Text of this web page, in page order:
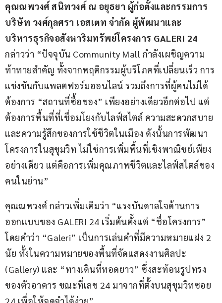
คุณณพวงศ์ สนิทวงศ์ ณ อยุธยา ผู้ก่อตั้งและกรรมการ
บริษัท วงศ์กุลศรา เอสเตท จำกัด ผู้พัฒนาและ
บริหารธุรกิจอสังหาริมทรัพย์โครงการ GALERI 24
กล่าวว่า “ปัจจุบัน Community Mall กำลังเผชิญความ
ท้าทายสำคัญ ทั้งจากพฤติกรรมผู้บริโภคที่เปลี่ยนเร็ว การ
แข่งขันกับแพลตฟอร์มออนไลน์ รวมถึงการที่ผู้คนไม่ได้
ต้องการ “สถานที่ซื้อของ” เพียงอย่างเดียวอีกต่อไป แต่
ต้องการพื้นที่ที่เชื่อมโยงกับไลฟ์สไตล์ ความสะดวกสบาย
และความรู้สึกของการใช้ชีวิตในเมือง ดังนั้นการพัฒนา
โครงการในสุขุมวิท ไม่ใช่การเพิ่มพื้นที่เชิงพาณิชย์เพียง
อย่างเดียว แต่คือการเพิ่มคุณภาพชีวิตและไลฟ์สไตล์ของ
คนในย่าน”
คุณณพวงศ์ กล่าวเพิ่มเติมว่า “แรงบันดาลใจด้านการ
ออกแบบของ GALERI 24 เริ่มต้นตั้งแต่ “ชื่อโครงการ”
โดยคำว่า “Galeri” เป็นการเล่นคำที่มีความหมายแฝง 2
นัย ทั้งในความหมายของพื้นที่จัดแสดงงานศิลปะ
(Gallery) และ “ทางเดินที่ทอดยาว” ซึ่งสะท้อนรูปทรง
ของตัวอาคาร ขณะที่เลข 24 มาจากที่ตั้งบนสุขุมวิทซอย